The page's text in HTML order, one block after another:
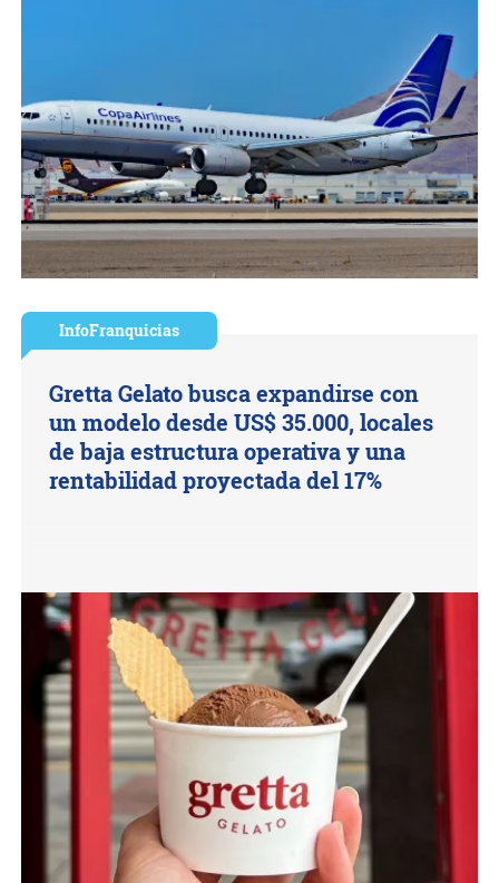
InfoFranquicias
Gretta Gelato busca expandirse con
un modelo desde US$ 35.000, locales
de baja estructura operativa y una
rentabilidad proyectada del 17%